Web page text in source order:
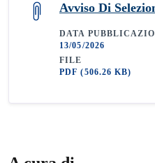
Avviso Di
DATA
13/05/2026
FILE
PDF(506.26 KB)